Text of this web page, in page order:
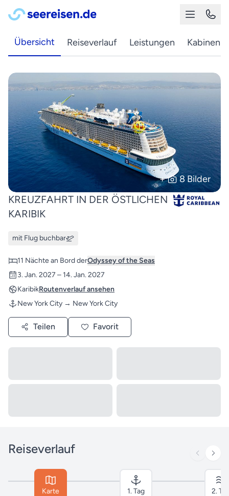
Übersicht Reiseverlauf Leistungen Kabinen
+ 8 Bilder
KREUZFAHRT IN DER ÖSTLICHEN
KARIBIK
mit Flug buchbar
11 Nächte an Bord derOdyssey of the Seas
3. Jan. 2027 – 14. Jan. 2027
KaribikRoutenverlauf ansehen
New York City → New York City
Teilen Favorit
Reiseverlauf
Karte 1. Tag 2.